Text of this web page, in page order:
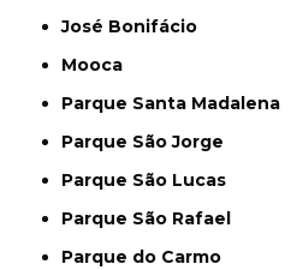
José Bonifácio
Mooca
Parque Santa Madalena
Parque São Jorge
Parque São Lucas
Parque São Rafael
Parque do Carmo